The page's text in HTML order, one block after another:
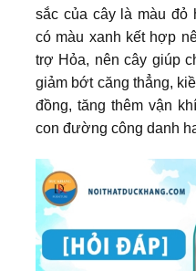
sắc của cây là màu đỏ
có màu xanh kết hợp
trợ Hỏa, nên cây giúp
giảm bớt căng thẳng,
đồng, tăng thêm vận
con đường công danh